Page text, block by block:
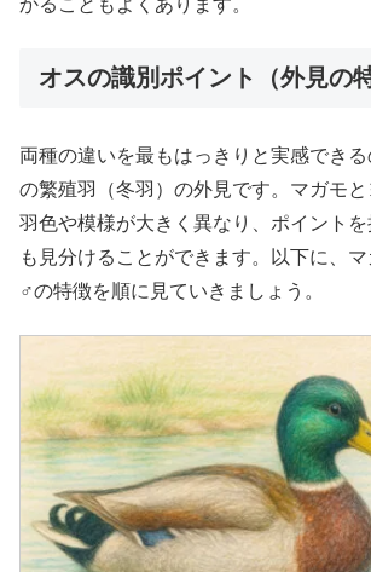
かることもよくあります。
オスの識別ポイント（外見の
両種の違いを最もはっきりと実感でき
の繁殖羽（冬羽）の外見です。マガモ
羽色や模様が大きく異なり、ポイント
も見分けることができます。以下に、
♂の特徴を順に見ていきましょう。